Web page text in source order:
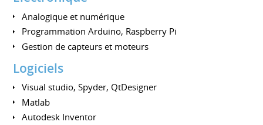
Analogique et numérique
Programmation Arduino, Raspberry Pi
Gestion de capteurs et moteurs
Logiciels
Visual studio, Spyder, QtDesigner
Matlab
Autodesk Inventor